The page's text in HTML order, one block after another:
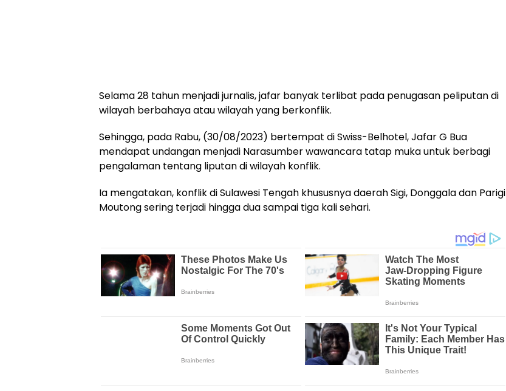
Selama 28 tahun menjadi jurnalis, jafar banyak terlibat pada penugasan peliputan di
wilayah berbahaya atau wilayah yang berkonflik.
Sehingga, pada Rabu, (30/08/2023) bertempat di Swiss-Belhotel, Jafar G Bua
mendapat undangan menjadi Narasumber wawancara tatap muka untuk berbagi
pengalaman tentang liputan di wilayah konflik.
Ia mengatakan, konflik di Sulawesi Tengah khususnya daerah Sigi, Donggala dan Parigi
Moutong sering terjadi hingga dua sampai tiga kali sehari.